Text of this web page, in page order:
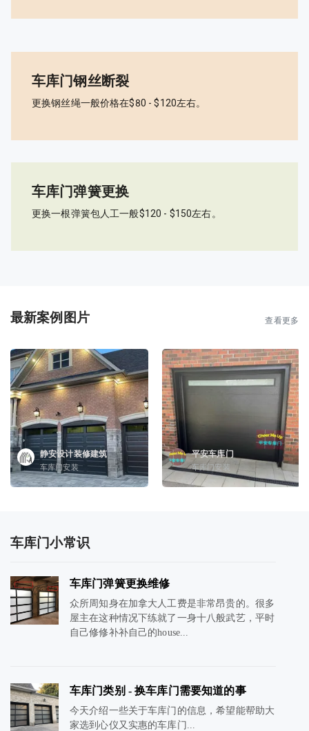
车库门钢丝断裂
更换钢丝绳一般价格在$80 - $120左右。
车库门弹簧更换
更换一根弹簧包人工一般$120 - $150左右。
最新案例图片 查看更多
静安设计装修建筑
车库门安装
平安车库门
车库门安装
车库门小常识
车库门弹簧更换维修
众所周知身在加拿大人工费是非常昂贵的。很多
屋主在这种情况下练就了一身十八般武艺，平时
自己修修补补自己的house...
车库门类别 - 换车库门需要知道的事
今天介绍一些关于车库门的信息，希望能帮助大
家选到心仪又实惠的车库门...